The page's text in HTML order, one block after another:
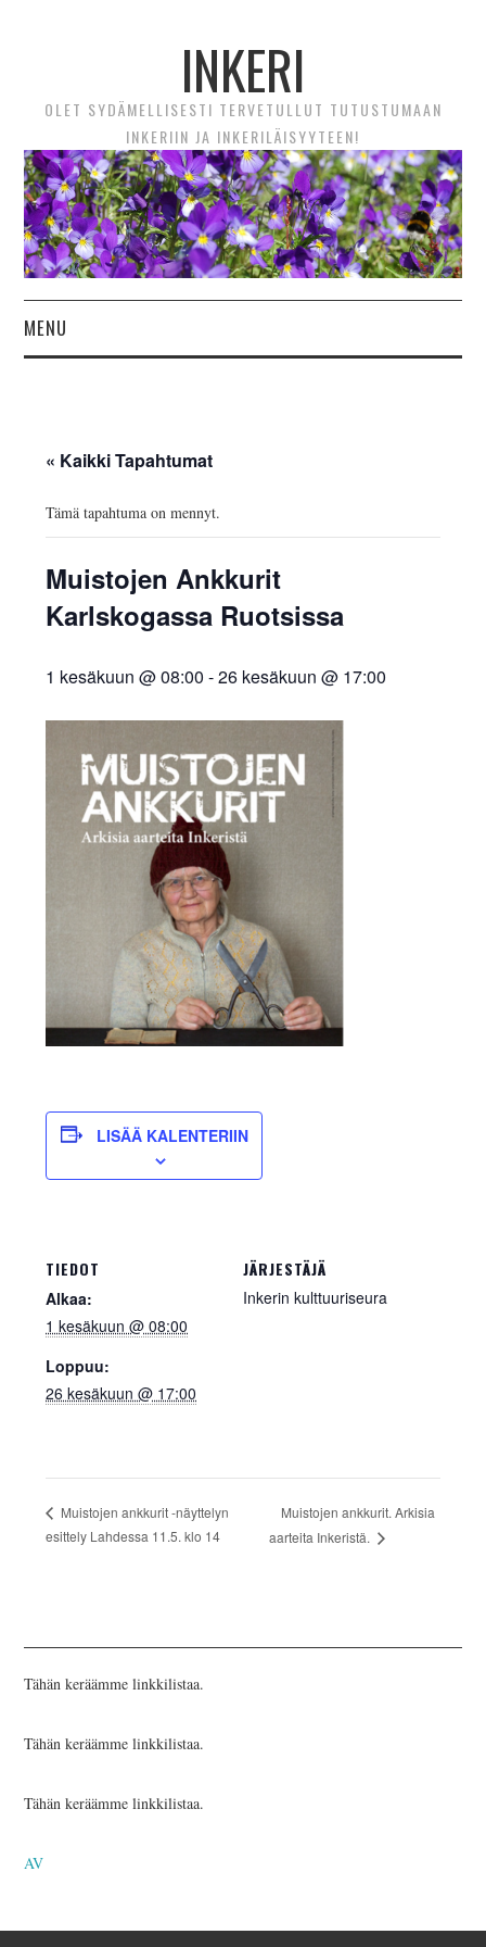
INKERI
OLET SYDÄMELLISESTI TERVETULLUT TUTUSTUMAAN
INKERIIN JA INKERILÄISYYTEEN!
MENU
INKERIN HISTORIA JA
INKERIN
KULTTUURISEURA RY
MOOSES PUTRON
MERKKIHENKILÖT
INKERILÄINEN
PERHEALBUMI
« Kaikki Tapahtumat
Tämä tapahtuma on mennyt.
Muistojen Ankkurit
Karlskogassa Ruotsissa
1 kesäkuun @ 08:00 -26 kesäkuun @ 17:00
LISÄÄ KALENTERIIN
TIEDOT
Alkaa:
1 kesäkuun @ 08:00
Loppuu:
26 kesäkuun @ 17:00
JÄRJESTÄJÄ
Inkerin kulttuuriseura
Muistojen ankkurit -näyttelyn
esittely Lahdessa 11.5. klo 14
Muistojen ankkurit. Arkisia
aarteita Inkeristä.
Tähän keräämme linkkilistaa.
Tähän keräämme linkkilistaa.
Tähän keräämme linkkilistaa.
AV